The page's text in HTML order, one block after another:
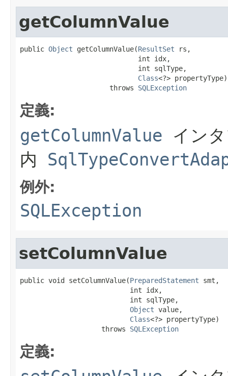
getColumnValue
public Object getColumnValue(ResultSet rs,
                             int idx,
                             int sqlType,
Class<?> propertyType)
                      throws
SQLException
定義:
getColumnValue イン
内
例外:
SQLException
setColumnValue
public void setColumnValue(PreparedStatement smt,
                           int idx,
                           int sqlType,
Object value,
Class<?> propertyType)
                    throws
SQLException
定義: